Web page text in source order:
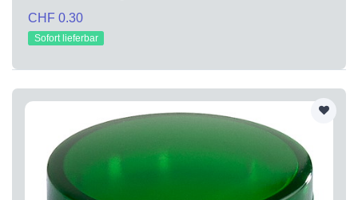
CHF 0.30
Sofort lieferbar